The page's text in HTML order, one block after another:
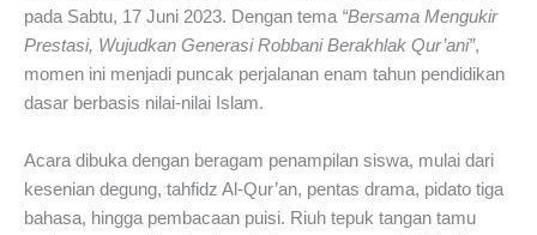
pada Sabtu, 17 Juni 2023. Dengan tema “Bersama Mengukir
Prestasi, Wujudkan Generasi Robbani Berakhlak Qur’ani”,
momen ini menjadi puncak perjalanan enam tahun pendidikan
dasar berbasis nilai-nilai Islam.
Acara dibuka dengan beragam penampilan siswa, mulai dari
kesenian degung, tahfidz Al-Qur’an, pentas drama, pidato tiga
bahasa, hingga pembacaan puisi. Riuh tepuk tangan tamu